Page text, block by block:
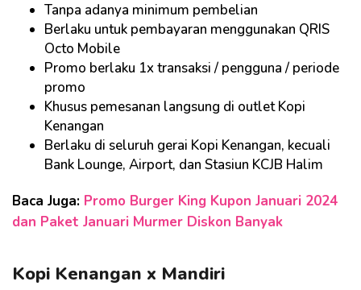
Tanpa adanya minimum pembelian
Berlaku untuk pembayaran menggunakan QRIS
Octo Mobile
Promo berlaku 1x transaksi / pengguna / periode
promo
Khusus pemesanan langsung di outlet Kopi
Kenangan
Berlaku di seluruh gerai Kopi Kenangan, kecuali
Bank Lounge, Airport, dan Stasiun KCJB Halim
Baca Juga: Promo Burger King Kupon Januari 2024
dan Paket Januari Murmer Diskon Banyak
Kopi Kenangan x Mandiri